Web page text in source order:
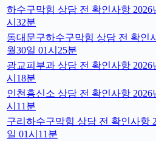
하수구막힘 상담 전 확인사항 2026
시32분
동대문구하수구막힘 상담 전 확인
월30일 01시25분
광교피부과 상담 전 확인사항 2026
시18분
인천흥신소 상담 전 확인사항 2026
시11분
구리하수구막힘 상담 전 확인사항
일 01시11분